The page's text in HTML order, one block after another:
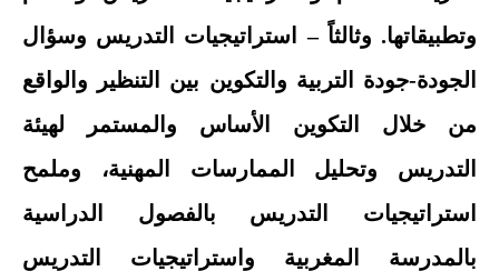
وتطبيقاتها. وثالثاً – استراتيجيات التدريس وسؤال
الجودة-جودة التربية والتكوين بين التنظير والواقع
من خلال التكوين الأساس والمستمر لهيئة
التدريس وتحليل الممارسات المهنية، وملمح
استراتيجيات التدريس بالفصول الدراسية
بالمدرسة المغربية واستراتيجيات التدريس